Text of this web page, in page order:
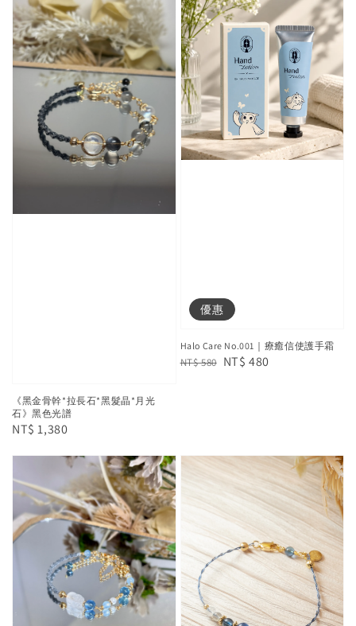
《黑金骨幹*拉長石*黑髮晶*月光
石》黑色光譜
Regular
NT$ 1,380
優惠
Halo Care No.001｜療癒信使護手霜
Regular
NT$ 580 Sale
NT$ 480